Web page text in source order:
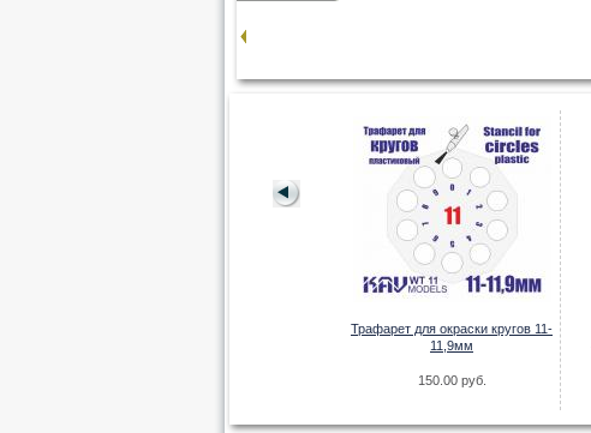
Трафарет для окраски кругов 11-
11,9мм
150.00 руб.